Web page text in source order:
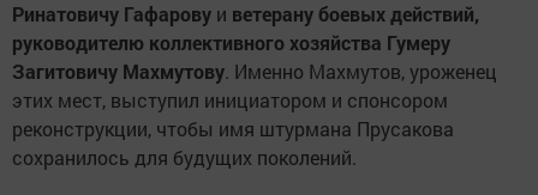
Ринатовичу Гафарову и ветерану боевых действий,
руководителю коллективного хозяйства Гумеру
Загитовичу Махмутову. Именно Махмутов, уроженец
этих мест, выступил инициатором и спонсором
реконструкции, чтобы имя штурмана Прусакова
сохранилось для будущих поколений.